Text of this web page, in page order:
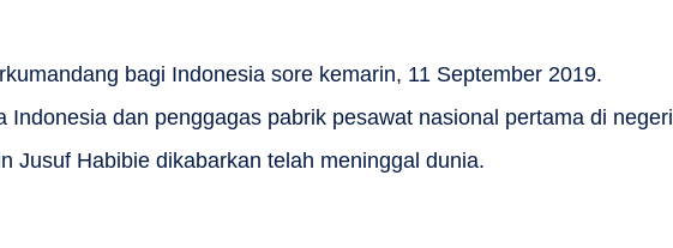
bagi Indonesia sore kemarin, 11 September 2019.
Indonesia dan penggagas pabrik pesawat nasional pertama di negeri
Jusuf Habibie dikabarkan telah meninggal dunia.